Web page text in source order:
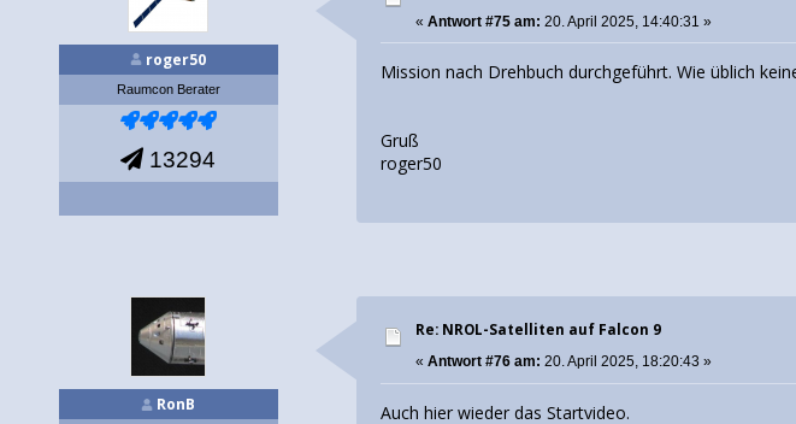
roger50
Raumcon Berater
13294
«Antwort #75 am: 20. April 2025, 14:40:31 »
Mission nach Drehbuch durchgeführt. Wie üblich
Gruß
roger50
RonB
Re: NROL-Satelliten auf Falcon 9
«Antwort #76 am: 20. April 2025, 18:20:43 »
Auch hier wieder das Startvideo.